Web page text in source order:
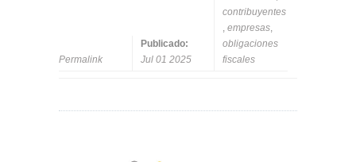
Permalink
Publicado:
Jul 01 2025
contribuyentes
, empresas,
obligaciones
fiscales